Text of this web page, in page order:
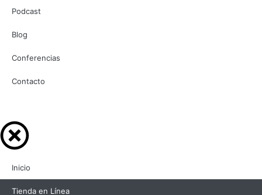
Podcast
Blog
Conferencias
Contacto
Inicio
Tienda en Línea